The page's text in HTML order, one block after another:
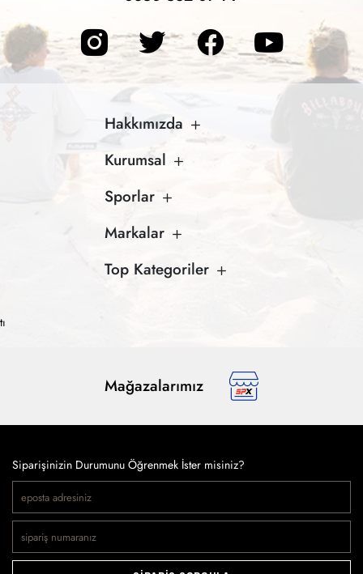
Hakkımızda
Kurumsal
Sporlar
Markalar
Top Kategoriler
Mağazalarımız
Siparişinizin Durumunu Öğrenmek İster misiniz?